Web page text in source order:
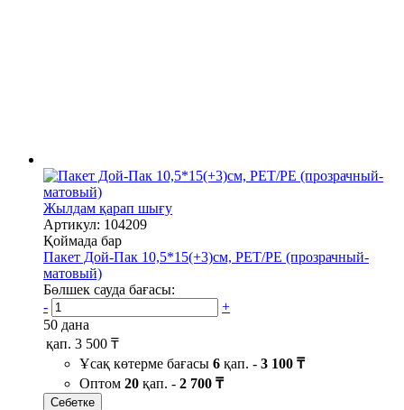
Жылдам қарап шығу
Артикул: 104209
Қоймада бар
Пакет Дой-Пак 10,5*15(+3)см, PET/PE (прозрачный-
матовый)
Бөлшек сауда бағасы:
-
+
50 дана
қап. 3 500 ₸
Ұсақ көтерме бағасы 6 қап. - 3 100 ₸
Оптом 20 қап. - 2 700 ₸
Себетке